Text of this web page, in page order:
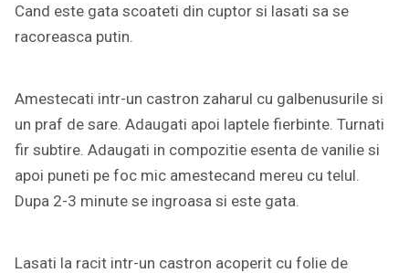
Cand este gata scoateti din cuptor si lasati sa se
racoreasca putin.
Amestecati intr-un castron zaharul cu galbenusurile si
un praf de sare. Adaugati apoi laptele fierbinte. Turnati
fir subtire. Adaugati in compozitie esenta de vanilie si
apoi puneti pe foc mic amestecand mereu cu telul.
Dupa 2-3 minute se ingroasa si este gata.
Lasati la racit intr-un castron acoperit cu folie de